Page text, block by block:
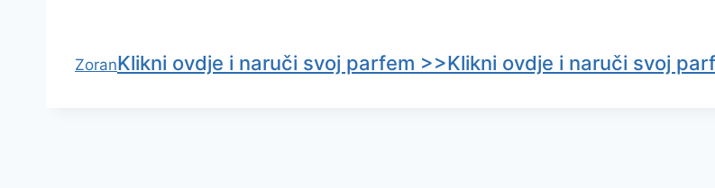
ZoranKlikni ovdje i naruči svoj parfem >>Klikni ovdje i naruči svoj